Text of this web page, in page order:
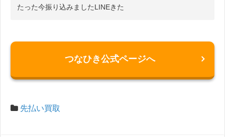
たった今振り込みましたLINEきた
つなひき公式ページへ
先払い買取